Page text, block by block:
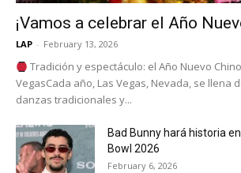
¡Vamos a celebrar el Año
LAP - February 13, 2026
Tradición y espectáculo: el Año Nuevo
VegasCada año, Las Vegas, Nevada, se llena
danzas tradicionales y...
Bad Bunny hará historia
Bowl 2026
February 6, 2026